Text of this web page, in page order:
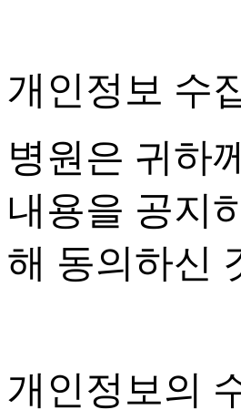
개인정보 수
병원은 귀하
내용을 공지
해 동의하신
개인정보의